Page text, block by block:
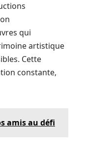
qui
artistique
Cette
constante,
amis au défi